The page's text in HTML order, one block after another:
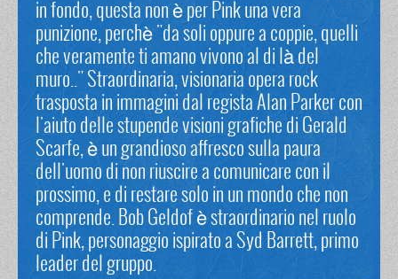
in fondo, questa non è per Pink una vera
punizione, perchè "da soli oppure a coppie, quelli
che veramente ti amano vivono al di là del
muro.." Straordinaria, visionaria opera rock
trasposta in immagini dal regista Alan Parker con
l'aiuto delle stupende visioni grafiche di Gerald
Scarfe, è un grandioso affresco sulla paura
dell'uomo di non riuscire a comunicare con il
prossimo, e di restare solo in un mondo che non
comprende. Bob Geldof è straordinario nel ruolo
di Pink, personaggio ispirato a Syd Barrett, primo
leader del gruppo.